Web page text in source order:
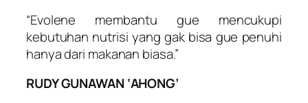
“Evolene membantu gue mencukupi
kebutuhan nutrisi yang gak bisa gue penuhi
hanya dari makanan biasa.”
RUDY GUNAWAN ‘AHONG’